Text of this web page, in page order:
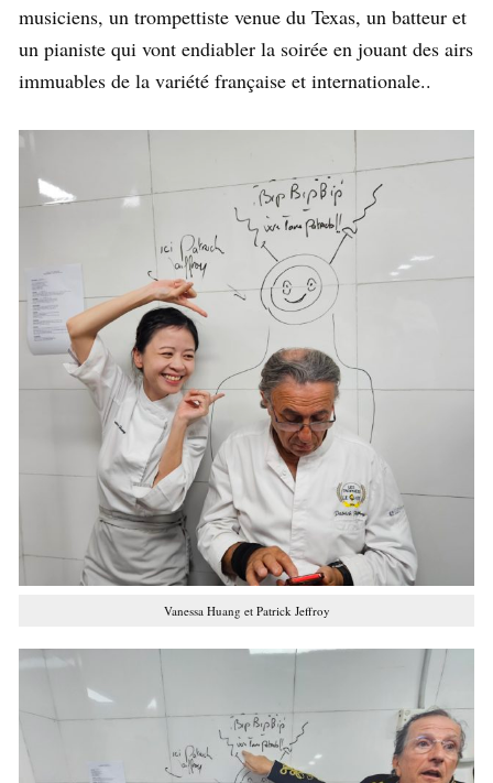
musiciens, un trompettiste venue du Texas, un batteur et
un pianiste qui vont endiabler la soirée en jouant des airs
immuables de la variété française et internationale..
Vanessa Huang et Patrick Jeffroy